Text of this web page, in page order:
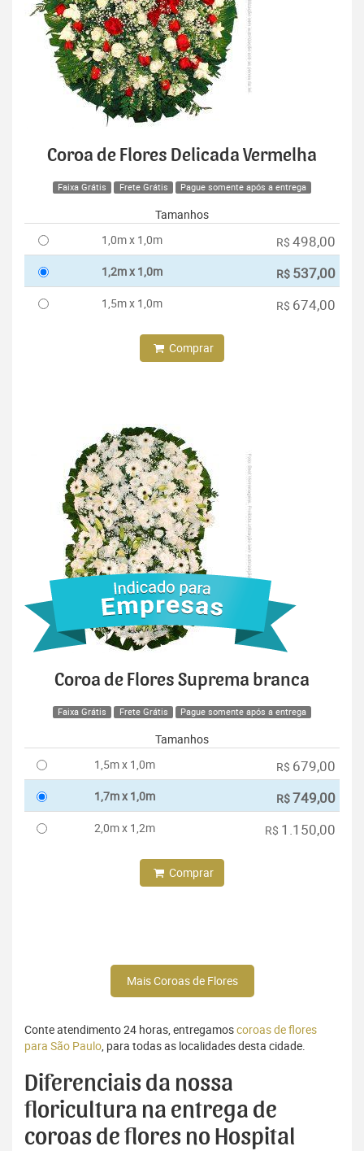
Coroa de Flores Delicada Vermelha
Faixa Grátis Frete Grátis Pague somente após a entrega
Tamanhos
1,0m x 1,0m
R$ 498,00
1,2m x 1,0m R$ 537,00
1,5m x 1,0m R$ 674,00
Comprar
Coroa de Flores Suprema branca
Faixa Grátis Frete Grátis Pague somente após a entrega
Tamanhos
1,5m x 1,0m
R$ 679,00
1,7m x 1,0m R$749,00
2,0m x 1,2m R$ 1.150,00
Comprar
Mais Coroas de Flores
Conte atendimento 24 horas, entregamoscoroas de flores
para São Paulo, para todas as localidades desta cidade.
Diferenciais da nossa
floricultura na entrega de
coroas de flores no Hospital